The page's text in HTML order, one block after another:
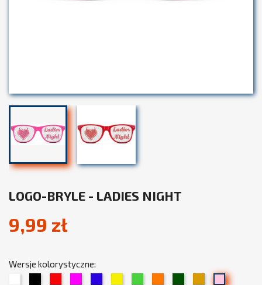
LOGO-BRYLE - LADIES NIGHT
9,99 zł
Wersje kolorystyczne:
19